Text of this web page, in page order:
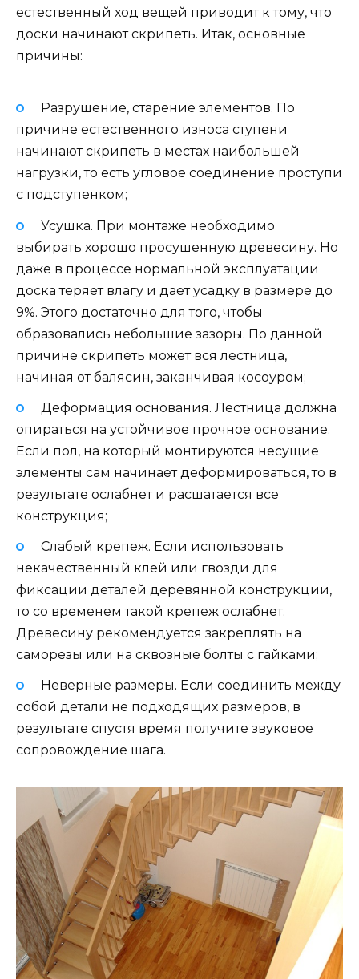
естественный ход вещей приводит к тому, что
доски начинают скрипеть. Итак, основные
причины:
Разрушение, старение элементов. По
причине естественного износа ступени
начинают скрипеть в местах наибольшей
нагрузки, то есть угловое соединение проступи
с подступенком;
Усушка. При монтаже необходимо
выбирать хорошо просушенную древесину. Но
даже в процессе нормальной эксплуатации
доска теряет влагу и дает усадку в размере до
9%. Этого достаточно для того, чтобы
образовались небольшие зазоры. По данной
причине скрипеть может вся лестница,
начиная от балясин, заканчивая косоуром;
Деформация основания. Лестница должна
опираться на устойчивое прочное основание.
Если пол, на который монтируются несущие
элементы сам начинает деформироваться, то в
результате ослабнет и расшатается все
конструкция;
Слабый крепеж. Если использовать
некачественный клей или гвозди для
фиксации деталей деревянной конструкции,
то со временем такой крепеж ослабнет.
Древесину рекомендуется закреплять на
саморезы или на сквозные болты с гайками;
Неверные размеры. Если соединить между
собой детали не подходящих размеров, в
результате спустя время получите звуковое
сопровождение шага.